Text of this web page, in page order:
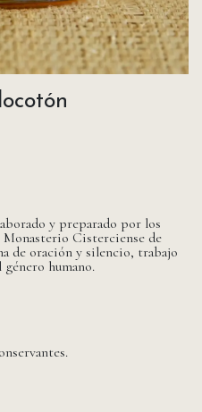
y preparado por los
Monasterio Cisterciense de
de oración y silencio, trabajo
género humano.